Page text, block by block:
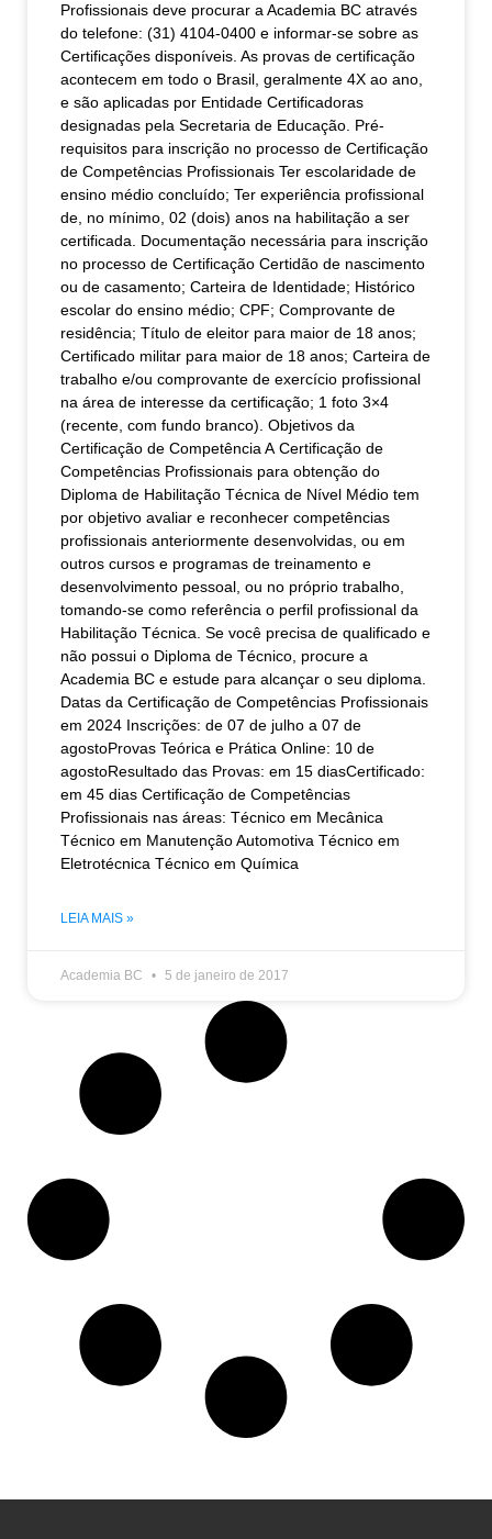
Profissionais deve procurar a Academia BC através
do telefone: (31) 4104-0400 e informar-se sobre as
Certificações disponíveis. As provas de certificação
acontecem em todo o Brasil, geralmente 4X ao ano,
e são aplicadas por Entidade Certificadoras
designadas pela Secretaria de Educação. Pré-
requisitos para inscrição no processo de Certificação
de Competências Profissionais Ter escolaridade de
ensino médio concluído; Ter experiência profissional
de, no mínimo, 02 (dois) anos na habilitação a ser
certificada. Documentação necessária para inscrição
no processo de Certificação Certidão de nascimento
ou de casamento; Carteira de Identidade; Histórico
escolar do ensino médio; CPF; Comprovante de
residência; Título de eleitor para maior de 18 anos;
Certificado militar para maior de 18 anos; Carteira de
trabalho e/ou comprovante de exercício profissional
na área de interesse da certificação; 1 foto 3×4
(recente, com fundo branco). Objetivos da
Certificação de Competência A Certificação de
Competências Profissionais para obtenção do
Diploma de Habilitação Técnica de Nível Médio tem
por objetivo avaliar e reconhecer competências
profissionais anteriormente desenvolvidas, ou em
outros cursos e programas de treinamento e
desenvolvimento pessoal, ou no próprio trabalho,
tomando-se como referência o perfil profissional da
Habilitação Técnica. Se você precisa de qualificado e
não possui o Diploma de Técnico, procure a
Academia BC e estude para alcançar o seu diploma.
Datas da Certificação de Competências Profissionais
em 2024 Inscrições: de 07 de julho a 07 de
agostoProvas Teórica e Prática Online: 10 de
agostoResultado das Provas: em 15 diasCertificado:
em 45 dias Certificação de Competências
Profissionais nas áreas: Técnico em Mecânica
Técnico em Manutenção Automotiva Técnico em
Eletrotécnica Técnico em Química
LEIA MAIS »
Academia BC 5 de janeiro de 2017